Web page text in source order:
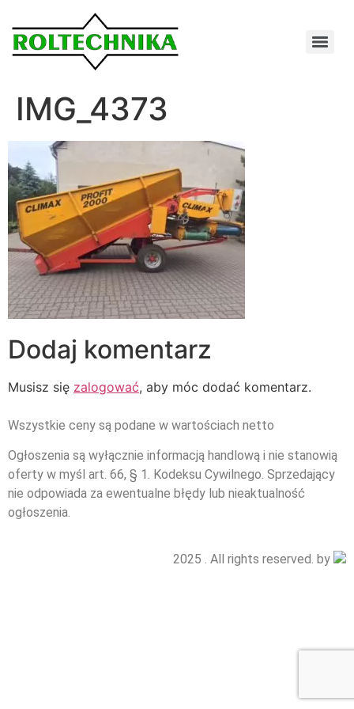
IMG_4373
Dodaj komentarz
Musisz się zalogować, aby móc dodać komentarz.
Wszystkie ceny są podane w wartościach netto
Ogłoszenia są wyłącznie informacją handlową i nie stanowią
oferty w myśl art. 66, § 1. Kodeksu Cywilnego. Sprzedający
nie odpowiada za ewentualne błędy lub nieaktualność
ogłoszenia.
2025 . All rights reserved. by